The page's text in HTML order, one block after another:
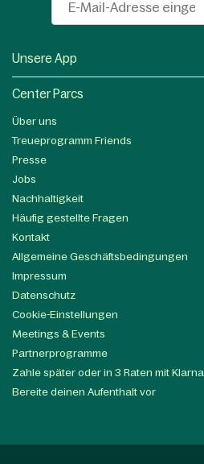
Unsere App
Center Parcs
Über uns
Treueprogramm Friends
Presse
Jobs
Nachhaltigkeit
Häufig gestellte Fragen
Kontakt
Allgemeine Geschäftsbedingungen
Impressum
Datenschutz
Cookie-Einstellungen
Meetings & Events
Partnerprogramme
Zahle später oder in 3 Raten mit Klarna
Bereite deinen Aufenthalt vor